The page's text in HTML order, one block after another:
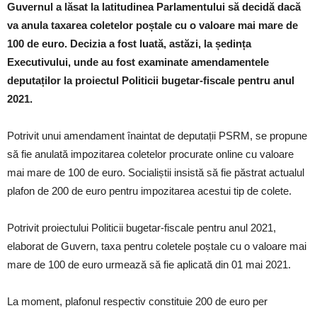
Guvernul a lăsat la latitudinea Parlamentului să decidă dacă
va anula taxarea coletelor poștale cu o valoare mai mare de
100 de euro. Decizia a fost luată, astăzi, la ședința
Executivului, unde au fost examinate amendamentele
deputaților la proiectul Politicii bugetar-fiscale pentru anul
2021.
Potrivit unui amendament înaintat de deputații PSRM, se propune
să fie anulată impozitarea coletelor procurate online cu valoare
mai mare de 100 de euro. Socialiștii insistă să fie păstrat actualul
plafon de 200 de euro pentru impozitarea acestui tip de colete.
Potrivit proiectului Politicii bugetar-fiscale pentru anul 2021,
elaborat de Guvern, taxa pentru coletele poștale cu o valoare mai
mare de 100 de euro urmează să fie aplicată din 01 mai 2021.
La moment, plafonul respectiv constituie 200 de euro per